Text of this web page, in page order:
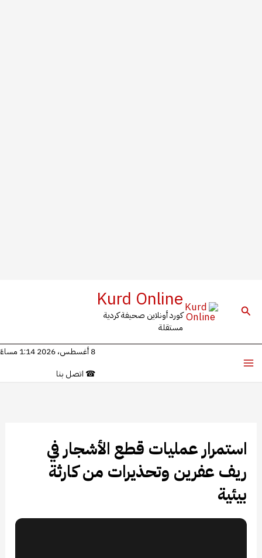
البحث Kurd Online
كورد أونلاين صحيفة كردية
مستقلة
8 أغسطس، 2026 1:14 مساءً
☎ اتصل بنا
استمرار عمليات قطع الأشجار في
ريف عفرين وتحذيرات من كارثة
بيئية